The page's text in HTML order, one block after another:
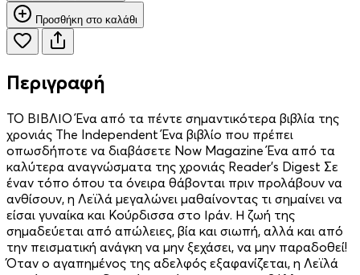
Προσθήκη στο καλάθι
Περιγραφή
ΤΟ ΒΙΒΛΙΟ Ένα από τα πέντε σημαντικότερα βιβλία της
χρονιάς The Independent Ένα βιβλίο που πρέπει
οπωσδήποτε να διαβάσετε Now Magazine Ένα από τα
καλύτερα αναγνώσματα της χρονιάς Reader’s Digest Σε
έναν τόπο όπου τα όνειρα θάβονται πριν προλάβουν να
ανθίσουν, η Λεϊλά μεγαλώνει μαθαίνοντας τι σημαίνει να
είσαι γυναίκα και Κούρδισσα στο Ιράν. Η ζωή της
σημαδεύεται από απώλειες, βία και σιωπή, αλλά και από
την πεισματική ανάγκη να μην ξεχάσει, να μην παραδοθεί!
Όταν ο αγαπημένος της αδελφός εξαφανίζεται, η Λεϊλά